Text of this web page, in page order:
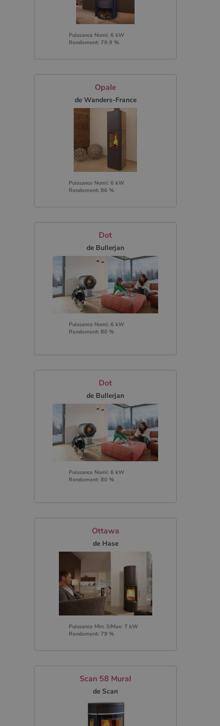
Puissance Nomi: 6 kW
Rendement: 79.9 %
Opale
de Wanders-France
Puissance Nomi: 6 kW
Rendement: 86 %
Dot
de Bullerjan
Puissance Nomi: 6 kW
Rendement: 80 %
Dot
de Bullerjan
Puissance Nomi: 6 kW
Rendement: 80 %
Ottawa
de Hase
Puissance Min: 3/Max: 7 kW
Rendement: 79 %
Scan 58 Mural
de Scan